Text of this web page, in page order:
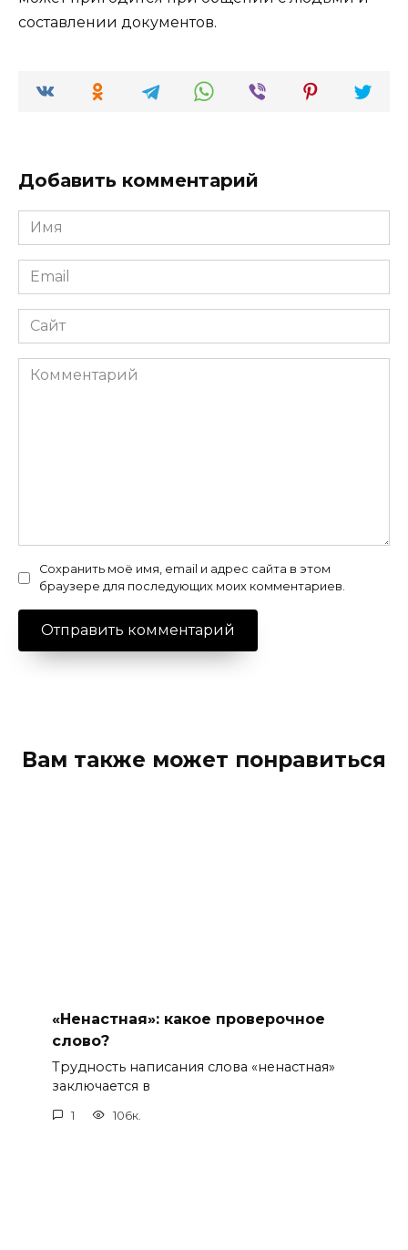
составлении документов.
Добавить комментарий
Имя
*
Email
*
Сайт
Комментарий
Сохранить моё имя, email и адрес сайта в этом
браузере для последующих моих комментариев.
Вам также может понравиться
«Ненастная»: какое проверочное
слово?
Трудность написания слова «ненастная»
заключается в
1 106к.